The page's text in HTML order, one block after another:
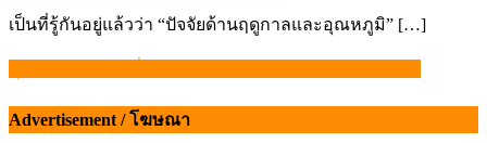
เป็นที่รู้กันอยู่แล้วว่า “ปัจจัยด้านฤดูกาลและอุณหภูมิ” […]
แนะแนว
เรื่อง
Advertisement / โฆษณา